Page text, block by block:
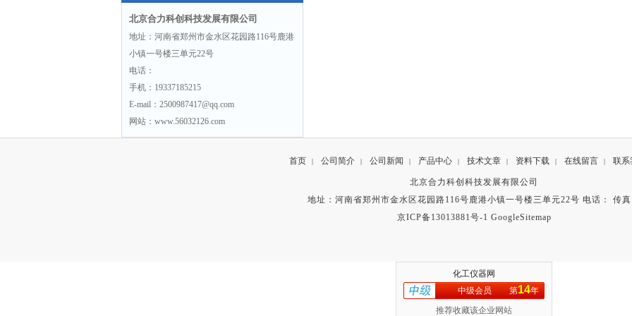
北京合力科创科技发展有限公司
地址：河南省郑州市金水区花园路116号鹿港
小镇一号楼三单元22号
电话：
手机：19337185215
E-mail：2500987417@qq.com
网站：www.56032126.com
首页 | 公司简介 | 公司新闻 | 产品中心 | 技术文章 | 资料下载 | 在线留言 | 联系
北京合力科创科技发展有限公司
地址：河南省郑州市金水区花园路116号鹿港小镇一号楼三单元22号 电话： 传真
京ICP备13013881号-1 GoogleSitemap
化工仪器网
中级会员
第14年
推荐收藏该企业网站